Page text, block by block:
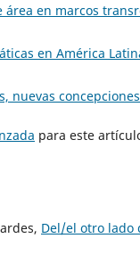
en marcos
en América
nuevas concepciones
para este
Del/el otro lado